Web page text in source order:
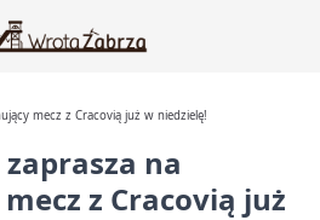
mecz z Cracovią już w niedzielę!
na
z Cracovią już